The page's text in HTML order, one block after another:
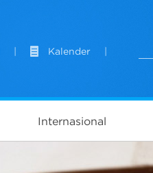
Kalender
Internasional